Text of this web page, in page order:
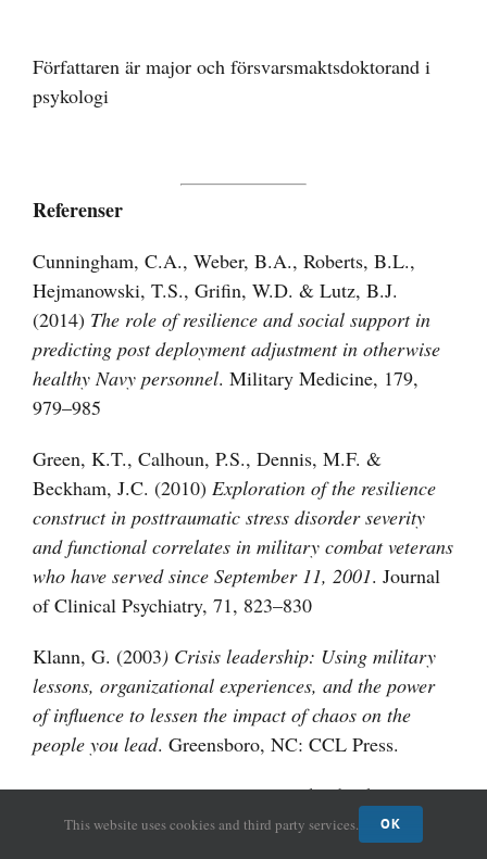
Författaren är major och försvarsmaktsdoktorand i
psykologi
Referenser
Cunningham, C.A., Weber, B.A., Roberts, B.L.,
Hejmanowski, T.S., Grifin, W.D. & Lutz, B.J.
(2014) The role of resilience and social support in
predicting post deployment adjustment in otherwise
healthy Navy personnel. Military Medicine, 179,
979–985
Green, K.T., Calhoun, P.S., Dennis, M.F. &
Beckham, J.C. (2010) Exploration of the resilience
construct in posttraumatic stress disorder severity
and functional correlates in military combat veterans
who have served since September 11, 2001. Journal
of Clinical Psychiatry, 71, 823–830
Klann, G. (2003) Crisis leadership: Using military
lessons, organizational experiences, and the power
of influence to lessen the impact of chaos on the
people you lead. Greensboro, NC: CCL Press.
Kolditz, T. A. (2007a)In extremis leadership:
Leading as if your life depended on it. San
This website uses cookies and third party services. OK